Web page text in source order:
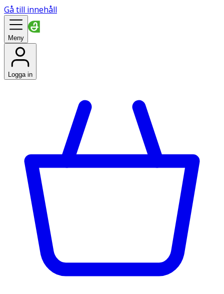
Gå till innehåll
Meny
Logga in